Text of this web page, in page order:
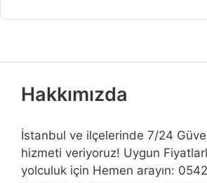
Hakkımızda
İstanbul ve ilçelerinde 7/24
hizmeti veriyoruz! Uygun
yolculuk için Hemen arayın: